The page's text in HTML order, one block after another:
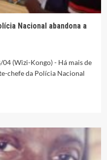
Nacional abandona a
(Wizi-Kongo) - Há mais de
chefe da Polícia Nacional